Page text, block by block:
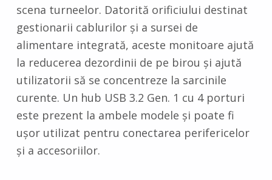
scena turneelor. Datorită orificiului destinat
gestionarii cablurilor și a sursei de
alimentare integrată, aceste monitoare ajută
la reducerea dezordinii de pe birou și ajută
utilizatorii să se concentreze la sarcinile
curente. Un hub USB 3.2 Gen. 1 cu 4 porturi
este prezent la ambele modele și poate fi
ușor utilizat pentru conectarea perifericelor
și a accesoriilor.